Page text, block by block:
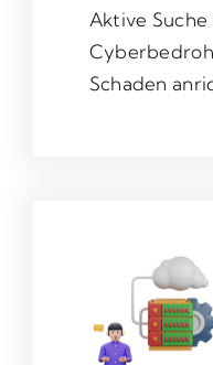
Aktive
Schaden